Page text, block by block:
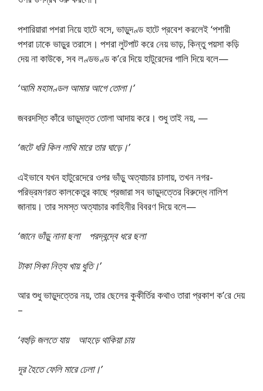
পশারিয়ারা পশরা নিয়ে হাটে বসে, ভাড়ুদণ্ড হাটে প্রবেশ করলেই ‘পশারী
পশরা ঢাকে ভাড়ুর তরাসে। পশরা লুটপাট করে নেয় ভাড়, কিন্তু পয়সা কড়ি
দেয় না কাউকে, সব লণ্ডভণ্ড ক’রে দিয়ে হাটুরেদের গালি দিয়ে বলে—
‘আমি মহামণ্ডল আমার আগে তোলা।’
জবরদস্তি কাঁরে ভাড়ুদত্ত তোলা আদায় করে। শুধু তাই নয়, —
‘জটে ধরি কিল লাথি মারে তার ঘাড়ে।’
এইভাবে যখন হাটুরেদেরে ওপর ভাঁড়ু অত্যাচার চালায়, তখন নগর-
পরিভ্রমণরত কালকেতুর‌ কাছে প্রজারা সব ভাড়ুদত্তের বিরুদ্ধে নালিশ
জানায়। তার সমস্ত অত্যাচার কাহিনীর বিবরণ দিয়ে বলে—
‘জানে ভাঁড়ু নানা ছলা পরদ্বন্দ্বে ধরে ছলা
টাকা সিকা নিত্য খায় ধুতি।’
আর শুধু ভাড়ুদত্তের নয়, তার ছেলের কুকীর্তির কথাও তারা প্রকাশ ক’রে দেয়
–
‘বহুড়ি জলতে যায় আহড়ে থাকিয়া চায়
দূর হৈতে ফেলি মারে ঢেলা।’